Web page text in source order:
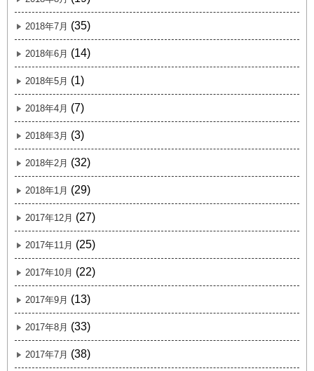
2018年7月 (35)
2018年6月 (14)
2018年5月 (1)
2018年4月 (7)
2018年3月 (3)
2018年2月 (32)
2018年1月 (29)
2017年12月 (27)
2017年11月 (25)
2017年10月 (22)
2017年9月 (13)
2017年8月 (33)
2017年7月 (38)